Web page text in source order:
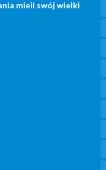
mieli swój wielki